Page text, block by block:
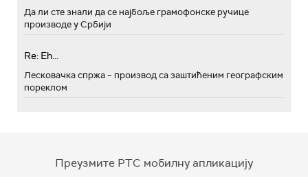
Да ли сте знали да се најбоље грамофонске ручице
производе у Србији
Re: Eh...
Лесковачка спржа – производ са заштићеним географским
пореклом
Преузмите РТС мобилну апликацију